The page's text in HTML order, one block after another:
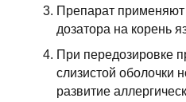
Препарат
дозатора на корень
При передозировке
слизистой оболочки
развитие